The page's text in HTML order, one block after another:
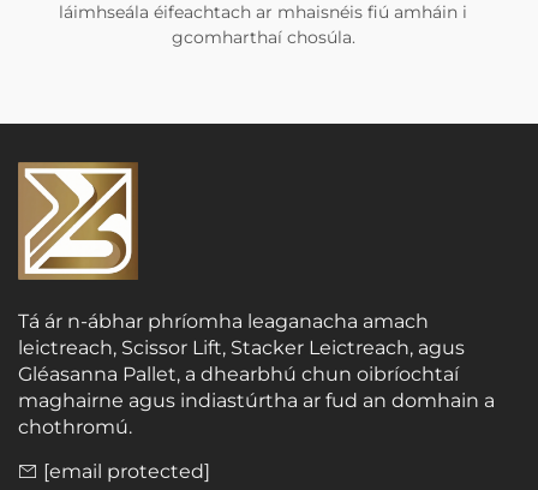
láimhseála éifeachtach ar mhaisnéis fiú amháin i
gcomharthaí chosúla.
Tá ár n-ábhar phríomha leaganacha amach
leictreach, Scissor Lift, Stacker Leictreach, agus
Gléasanna Pallet, a dhearbhú chun oibríochtaí
maghairne agus indiastúrtha ar fud an domhain a
chothromú.
[email protected]